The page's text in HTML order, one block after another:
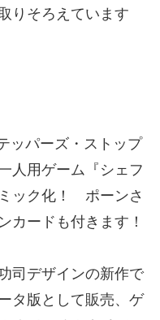
りそろえています
パーズ・ストップ
人用ゲーム『シェフ
ック化！ ポーンさ
カードも付きます！
司デザインの新作で
タ版として販売、ゲ